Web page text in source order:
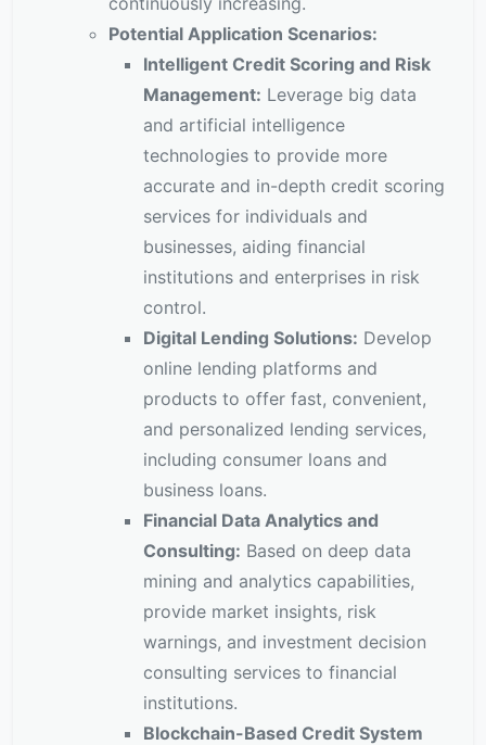
Potential Application Scenarios:
Intelligent Credit Scoring and Risk
Management: Leverage big data
and artificial intelligence
technologies to provide more
accurate and in-depth credit scoring
services for individuals and
businesses, aiding financial
institutions and enterprises in risk
control.
Digital Lending Solutions: Develop
online lending platforms and
products to offer fast, convenient,
and personalized lending services,
including consumer loans and
business loans.
Financial Data Analytics and
Consulting: Based on deep data
mining and analytics capabilities,
provide market insights, risk
warnings, and investment decision
consulting services to financial
institutions.
Blockchain-Based Credit System